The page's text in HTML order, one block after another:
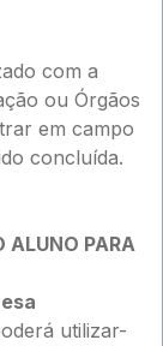
com a
ou Órgãos
em campo
concluída.
ALUNO PARA
utilizar-